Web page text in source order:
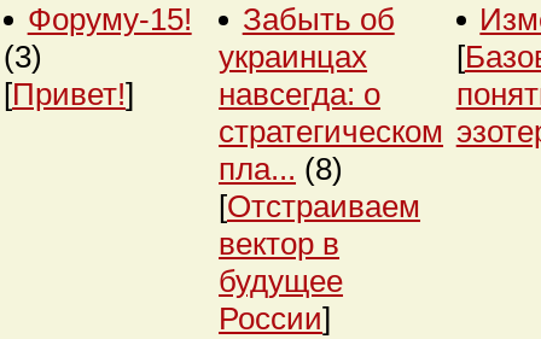
Форуму-15!
(3)
[Привет!]
Забыть об
украинцах
навсегда: о
стратегическом
пла... (8)
[Отстраиваем
вектор в
будущее
России]
[